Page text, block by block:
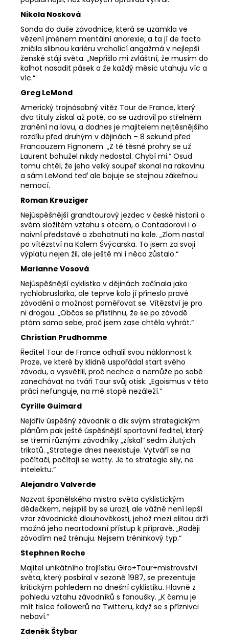
Nikola Nosková
Sonda do duše závodnice, která se uzamkla ve
vězení jménem mentální anorexie, a ta jí de facto
zničila slibnou kariéru vrcholící angažmá v nejlepší
ženské stáji světa. „Nepřišlo mi zvláštní, že musím do
kalhot nasadit pásek a že každý měsíc utahuju víc a
víc.“
Greg LeMond
Americký trojnásobný vítěz Tour de France, který
dva tituly získal až poté, co se uzdravil po střelném
zranění na lovu, a dodnes je majitelem nejtěsnějšího
rozdílu před druhým v dějinách – 8 sekund před
Francouzem Fignonem. „Z té těsné prohry se už
Laurent bohužel nikdy nedostal. Chybí mi.“ Osud
tomu chtěl, že jeho velký soupeř skonal na rakovinu
a sám LeMond teď ale bojuje se stejnou zákeřnou
nemocí.
Roman Kreuziger
Nejúspěšnější grandtourový jezdec v české historii o
svém složitém vztahu s otcem, o Contadorovi i o
naivní představě o zbohatnutí na kole. „Zlom nastal
po vítězství na Kolem Švýcarska. To jsem za svoji
výplatu nejen žil, ale ještě mi i něco zůstalo.“
Marianne Vosová
Nejúspěšnější cyklistka v dějinách začínala jako
rychlobruslařka, ale teprve kolo jí přineslo pravé
závodění a možnost poměřovat se. Vítězství je pro
ni drogou. „Občas se přistihnu, že se po závodě
ptám sama sebe, proč jsem zase chtěla vyhrát.“
Christian Prudhomme
Ředitel Tour de France odhalil svou náklonnost k
Praze, ve které by klidně uspořádal start svého
závodu, a vysvětlil, proč nechce a nemůže po sobě
zanechávat na tváři Tour svůj otisk. „Egoismus v této
práci nefunguje, na mé stopě nezáleží.“
Cyrille Guimard
Nejdřív úspěšný závodník a dík svým strategickým
plánům pak ještě úspěšnější sportovní ředitel, který
se třemi různými závodníky „získal“ sedm žlutých
trikotů. „Strategie dnes neexistuje. Vytváří se na
počítači, počítají se watty. Je to strategie síly, ne
intelektu.“
Alejandro Valverde
Nazvat španělského mistra světa cyklistickým
dědečkem, nejspíš by se urazil, ale vážně není lepší
vzor závodnické dlouhověkosti, jehož mezi elitou drží
možná jeho neortodoxní přístup k přípravě. „Raději
závodím než trénuju. Nejsem tréninkový typ.“
Stephnen Roche
Majitel unikátního trojlístku Giro+Tour+mistrovství
světa, který posbíral v sezoně 1987, se prezentuje
kritickým pohledem na dnešní cyklistiku. Hlavně z
pohledu vztahu závodníků s fanoušky. „K čemu je
mít tisíce followerů na Twitteru, když se s příznivci
nebaví.“
Zdeněk Štybar